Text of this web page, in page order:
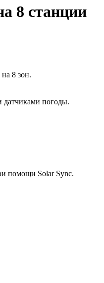
8 станции
8 зон.
погоды.
помощи Solar Sync.